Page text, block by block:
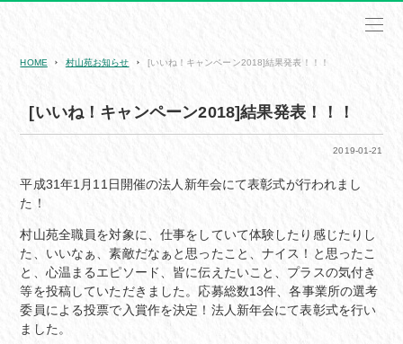
HOME 村山苑お知らせ [いいね！キャンペーン2018]結果発表！！！
[いいね！キャンペーン2018]結果発表！！！
2019-01-21
平成31年1月11日開催の法人新年会にて表彰式が行われまし
た！
村山苑全職員を対象に、仕事をしていて体験したり感じたりし
た、いいなぁ、素敵だなぁと思ったこと、ナイス！と思ったこ
と、心温まるエピソード、皆に伝えたいこと、プラスの気付き
等を投稿していただきました。応募総数13件、各事業所の選考
委員による投票で入賞作を決定！法人新年会にて表彰式を行い
ました。